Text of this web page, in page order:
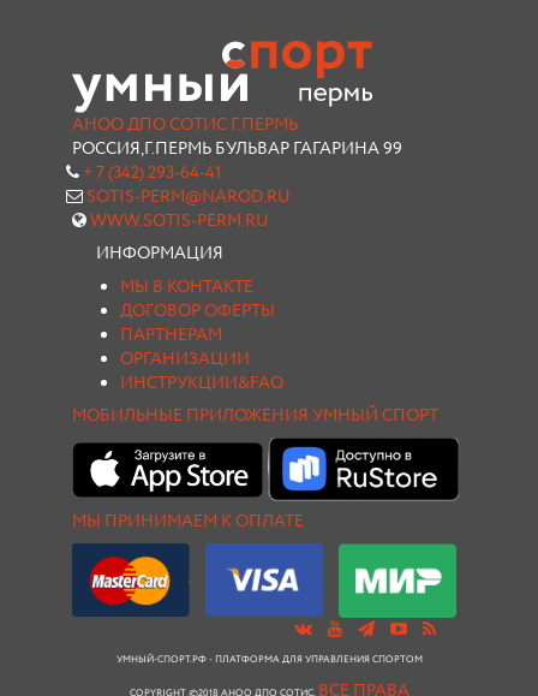
АНОО ДПО СОТИС Г.ПЕРМЬ
РОССИЯ,Г.ПЕРМЬ БУЛЬВАР ГАГАРИНА 99
+ 7 (342) 293-64-41
SOTIS-PERM@NAROD.RU
WWW.SOTIS-PERM.RU
ИНФОРМАЦИЯ
МЫ В КОНТАКТЕ
ДОГОВОР ОФЕРТЫ
ПАРТНЕРАМ
ОРГАНИЗАЦИИ
ИНСТРУКЦИИ&FAQ
МОБИЛЬНЫЕ ПРИЛОЖЕНИЯ УМНЫЙ СПОРТ
МЫ ПРИНИМАЕМ К ОПЛАТЕ
УМНЫЙ-СПОРТ.РФ - ПЛАТФОРМА ДЛЯ УПРАВЛЕНИЯ СПОРТОМ
ВСЕ ПРАВА